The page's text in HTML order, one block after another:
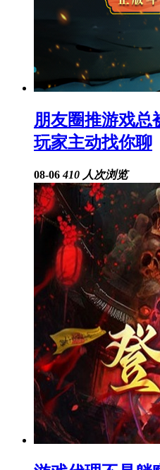
朋友圈推游戏总
玩家主动找你聊
08-06 410 人次浏览